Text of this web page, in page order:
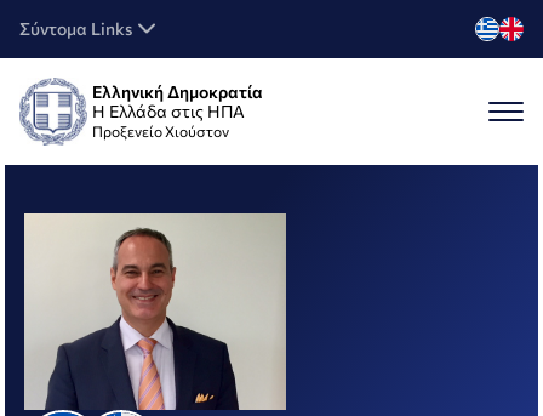
Σύντομα Links
Ελληνική Δημοκρατία
Η Ελλάδα στις ΗΠΑ
Προξενείο Χιούστον